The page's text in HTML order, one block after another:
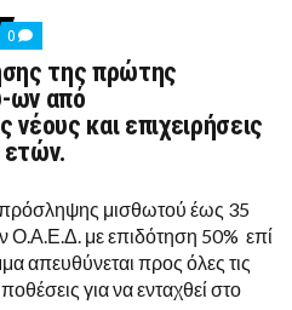
0 COMMENTS
ON
ΠΡΌΓΡΑΜΜΑ
ΕΠΙΧΟΡΉΓΗΣΗΣ
ΤΗΣ
ΠΡΏΤΗΣ
ΠΡΌΣΛΗΨΗΣ
ΜΙΣΘΩΤΟΎ-
ΑΠΌ
ΑΥΤΟΑΠΑΣΧΟΛΟΎΜΕΝΟΥΣ
ΝΈΟΥΣ
ΕΠΙΧΕΙΡΉΣΕΙΣ
ΝΈΩΝ
της πρώτης
ων από
και επιχειρήσεις
ετών.
μισθωτού έως 35
Ο.Α.Ε.Δ. με επιδότηση 50% επί
απευθύνεται προς όλες τις
για να ενταχθεί στο